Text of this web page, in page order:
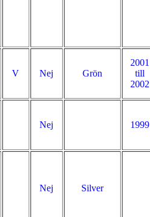
V Nej Grön
2001
till
2002
Nej 1999
Nej Silver